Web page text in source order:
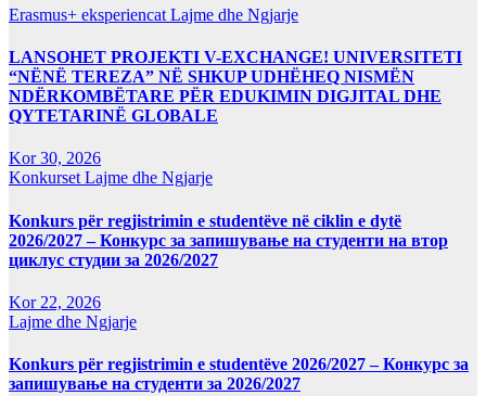
Erasmus+ eksperiencat Lajme dhe Ngjarje
LANSOHET PROJEKTI V-EXCHANGE! UNIVERSITETI
“NËNË TEREZA” NË SHKUP UDHËHEQ NISMËN
NDËRKOMBËTARE PËR EDUKIMIN DIGJITAL DHE
QYTETARINË GLOBALE
Kor 30, 2026
Konkurset Lajme dhe Ngjarje
Konkurs për regjistrimin e studentëve në ciklin e dytë
2026/2027 – Конкурс за запишување на студенти на втор
циклус студии за 2026/2027
Kor 22, 2026
Lajme dhe Ngjarje
Konkurs për regjistrimin e studentëve 2026/2027 – Конкурс за
запишување на студенти за 2026/2027